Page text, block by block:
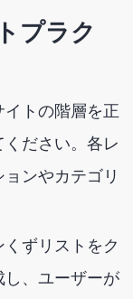
プラク
イトの階層を正
ださい。各レ
ンやカテゴリ
くずリストをク
し、ユーザーが